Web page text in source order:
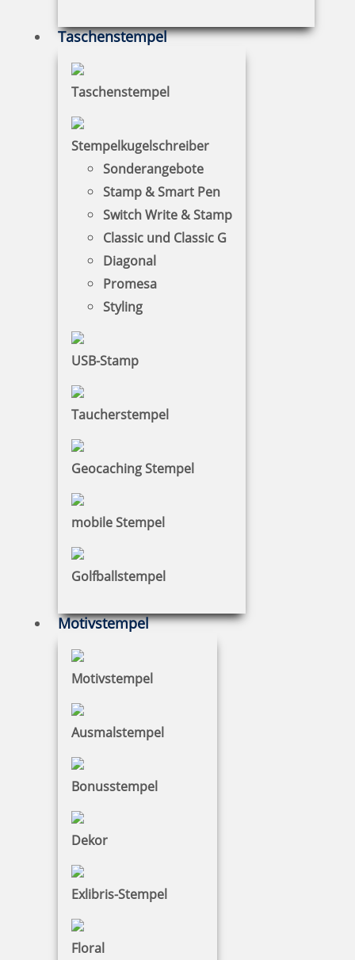
Taschenstempel
Taschenstempel
Stempelkugelschreiber
Sonderangebote
Stamp & Smart Pen
Switch Write & Stamp
Classic und Classic G
Diagonal
Promesa
Styling
USB-Stamp
Taucherstempel
Geocaching Stempel
mobile Stempel
Golfballstempel
Motivstempel
Motivstempel
Ausmalstempel
Bonusstempel
Dekor
Exlibris-Stempel
Floral
Colop Printer 20
15,80 €
Jetzt gestalten
18,99 €
Jetzt gestalten
24,16 €